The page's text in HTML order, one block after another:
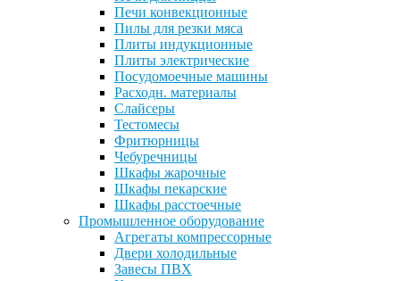
Печи конвекционные
Пилы для резки мяса
Плиты индукционные
Плиты электрические
Посудомоечные машины
Расходн. материалы
Слайсеры
Тестомесы
Фритюрницы
Чебуречницы
Шкафы жарочные
Шкафы пекарские
Шкафы расстоечные
Промышленное оборудование
Агрегаты компрессорные
Двери холодильные
Завесы ПВХ